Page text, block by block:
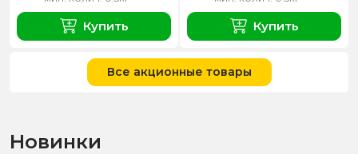
Купить Купить
Все акционные товары
Новинки